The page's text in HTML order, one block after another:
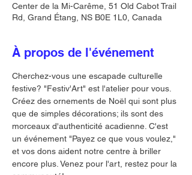
Center de la Mi-Carême, 51 Old Cabot Trail
Rd, Grand Étang, NS B0E 1L0, Canada
À propos de l'événement
Cherchez-vous une escapade culturelle
festive? "Festiv'Art" est l'atelier pour vous.
Créez des ornements de Noël qui sont plus
que de simples décorations; ils sont des
morceaux d'authenticité acadienne. C'est
un événement "Payez ce que vous voulez,"
et vos dons aident notre centre à briller
encore plus. Venez pour l'art, restez pour la